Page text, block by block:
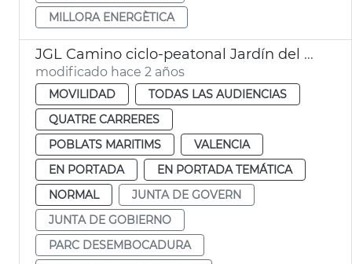
MILLORA ENERGÈTICA
JGL Camino ciclo-peatonal Jardín del Turia
modificado hace 2 años
MOVILIDAD
TODAS LAS AUDIENCIAS
QUATRE CARRERES
POBLATS MARITIMS
VALENCIA
EN PORTADA
EN PORTADA TEMÁTICA
NORMAL
JUNTA DE GOVERN
JUNTA DE GOBIERNO
PARC DESEMBOCADURA